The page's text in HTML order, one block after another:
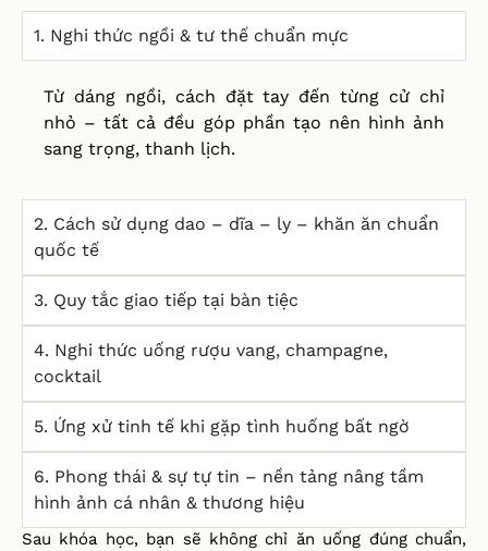
1. Nghi thức ngồi & tư thế chuẩn mực
Từ dáng ngồi, cách đặt tay đến từng cử chỉ
nhỏ – tất cả đều góp phần tạo nên hình ảnh
sang trọng, thanh lịch.
2. Cách sử dụng dao – dĩa – ly – khăn ăn chuẩn
quốc tế
3. Quy tắc giao tiếp tại bàn tiệc
4. Nghi thức uống rượu vang, champagne,
cocktail
5. Ứng xử tinh tế khi gặp tình huống bất ngờ
6. Phong thái & sự tự tin – nền tảng nâng tầm
hình ảnh cá nhân & thương hiệu
Sau khóa học, bạn sẽ không chỉ ăn uống đúng chuẩn,